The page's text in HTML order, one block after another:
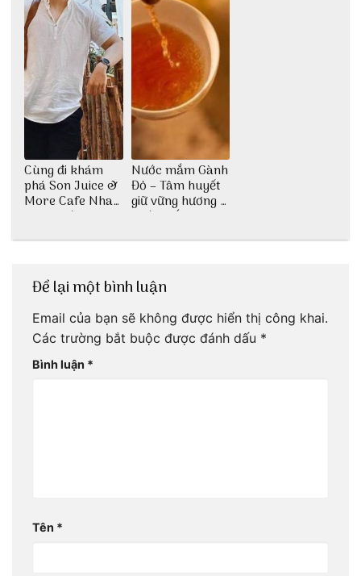
Cùng đi khám
phá Son Juice &
More Cafe Nha
Trang với anh
Nước mắm Gành
Đỏ – Tâm huyết
giữ vững hương vị
nước mắm sau
Để lại một bình luận
Email của bạn sẽ không được hiển thị công khai.
Các trường bắt buộc được đánh dấu *
Bình luận *
Tên *